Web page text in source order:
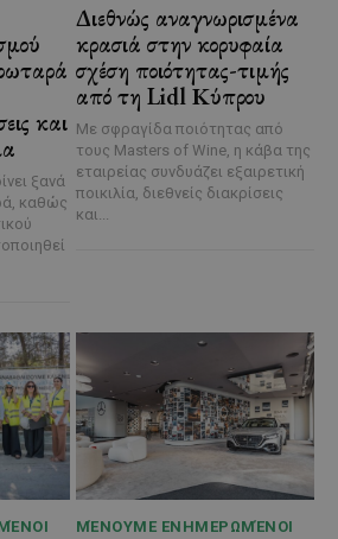
και
ξανά
καθώς
Διεθνώς αναγνωρισμένα
κρασιά στην κορυφαία
σχέση ποιότητας-τιμής
από τη Lidl Κύπρου
Με σφραγίδα ποιότητας από
τους Masters of Wine, η κάβα της
εταιρείας συνδυάζει εξαιρετική
ποικιλία, διεθνείς διακρίσεις
και...
ΜΈΝΟΥΜΕ ΕΝΗΜΕΡΩΜΈΝΟΙ